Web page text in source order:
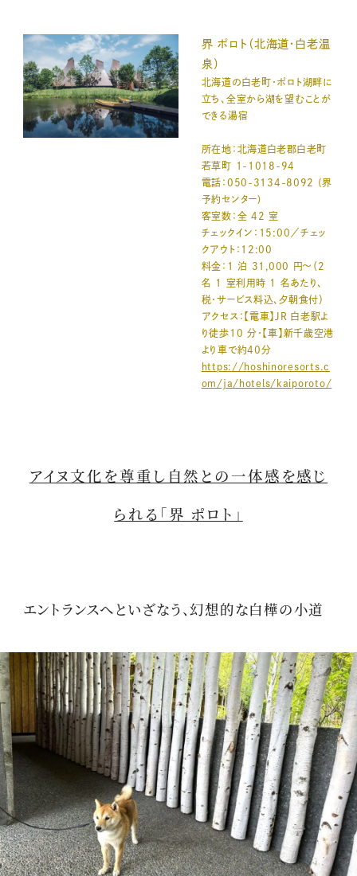
界 ポロト（北海道・白老温
泉）
北海道の白老町・ポロト湖畔に
立ち、全室から湖を望むことが
できる湯宿
所在地：北海道白老郡白老町
若草町 1-1018-94
電話：050-3134-8092 (界
予約センター)
客室数：全 42 室
チェックイン：15:00／チェッ
クアウト：12:00
料金：1 泊 31,000 円～（2
名 1 室利用時 1 名あたり、
税・サービス料込、夕朝食付）
アクセス：【電車】JR 白老駅よ
り徒歩10 分・【車】新千歳空港
より車で約40分
https://hoshinoresorts.c
om/ja/hotels/kaiporoto/
アイヌ文化を尊重し自然との一体感を感じ
られる「界 ポロト」
エントランスへといざなう、幻想的な白樺の小道